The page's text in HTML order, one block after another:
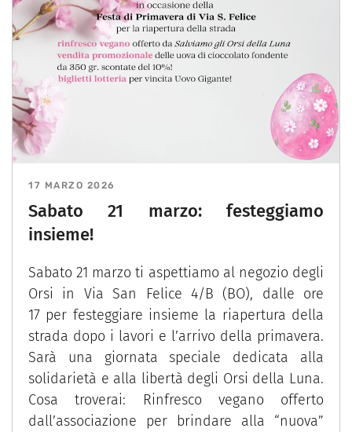
17 MARZO 2026
Sabato 21 marzo: festeggiamo
insieme!
Sabato 21 marzo ti aspettiamo al negozio degli
Orsi in Via San Felice 4/B (BO), dalle ore
17 per festeggiare insieme la riapertura della
strada dopo i lavori e l’arrivo della primavera.
Sarà una giornata speciale dedicata alla
solidarietà e alla libertà degli Orsi della Luna.
Cosa troverai: Rinfresco vegano offerto
dall’associazione per brindare alla “nuova”